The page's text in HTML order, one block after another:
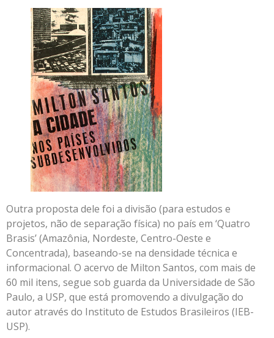
Outra proposta dele foi a divisão (para estudos e
projetos, não de separação física) no país em ‘Quatro
Brasis’ (Amazônia, Nordeste, Centro-Oeste e
Concentrada), baseando-se na densidade técnica e
informacional. O acervo de Milton Santos, com mais de
60 mil itens, segue sob guarda da Universidade de São
Paulo, a USP, que está promovendo a divulgação do
autor através do Instituto de Estudos Brasileiros (IEB-
USP).